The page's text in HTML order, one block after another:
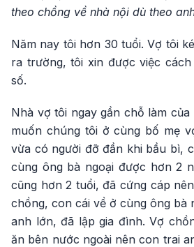
theo chồng về nhà nội dù theo
Năm nay tôi hơn 30 tuổi. Vợ tôi
ra trường, tôi xin được việc
số.
Nhà vợ tôi ngay gần chỗ làm
muốn chúng tôi ở cùng bố mẹ
vừa có người đỡ đần khi bầu bì,
cùng ông bà ngoại được hơn 2
cũng hơn 2 tuổi, đã cứng cáp
chồng, con cái về ở cùng ông bà
anh lớn, đã lập gia đình. Vợ
ăn bên nước ngoài nên con trai